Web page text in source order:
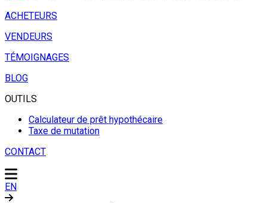
ACHETEURS
VENDEURS
TÉMOIGNAGES
BLOG
OUTILS
Calculateur de prêt hypothécaire
Taxe de mutation
CONTACT
EN